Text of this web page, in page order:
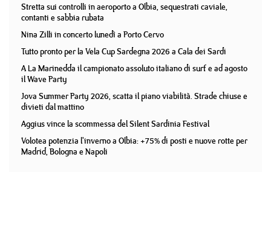
Stretta sui controlli in aeroporto a Olbia, sequestrati caviale,
contanti e sabbia rubata
Nina Zilli in concerto lunedì a Porto Cervo
Tutto pronto per la Vela Cup Sardegna 2026 a Cala dei Sardi
A La Marinedda il campionato assoluto italiano di surf e ad agosto
il Wave Party
Jova Summer Party 2026, scatta il piano viabilità. Strade chiuse e
divieti dal mattino
Aggius vince la scommessa del Silent Sardinia Festival
Volotea potenzia l'inverno a Olbia: +75% di posti e nuove rotte per
Madrid, Bologna e Napoli